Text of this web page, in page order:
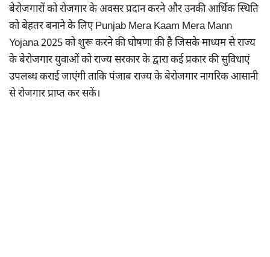
बेरोजगारों को रोजगार के अवसर प्रदान करने और उनकी आर्थिक स्थिति
को बेहतर बनाने के लिए Punjab Mera Kaam Mera Mann
Yojana 2025 को शुरू करने की घोषणा की है जिसके माध्यम से राज्य
के बेरोजगार युवाओं को राज्य सरकार के द्वारा कई प्रकार की सुविधाएं
उपलब्ध कराई जाएंगी ताकि पंजाब राज्य के बेरोजगार नागरिक आसानी
से रोजगार प्राप्त कर सकें।